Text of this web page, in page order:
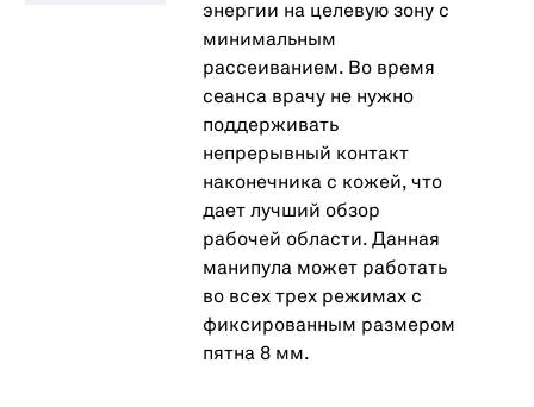
энергии на целевую зону с
минимальным
рассеиванием. Во время
сеанса врачу не нужно
поддерживать
непрерывный контакт
наконечника с кожей, что
дает лучший обзор
рабочей области. Данная
манипула может работать
во всех трех режимах с
фиксированным размером
пятна 8 мм.